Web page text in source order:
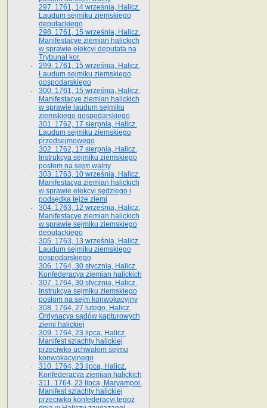
297. 1761, 14 września, Halicz.
Laudum sejmiku ziemskiego
deputackiego
298. 1761, 15 września, Halicz.
Manifestacye ziemian halickich
w sprawie elekcyi deputata na
Trybunał kor.
299. 1761, 15 września, Halicz.
Laudum sejmiku ziemskiego
gospodarskiego
300. 1761, 15 września, Halicz.
Manifestacye ziemian halickich
w sprawie laudum sejmiku
ziemskiego gospodarskiego
301. 1762, 17 sierpnia, Halicz.
Laudum sejmiku ziemskiego
przedsejmowego
302. 1762, 17 sierpnia, Halicz.
Instrukcya sejmiku ziemskiego
posłom na sejm walny
303. 1763, 10 września, Halicz.
Manifestacya ziemian halickich
w sprawie elekcyi sędziego i
podsędka tejże ziemi
304. 1763, 12 września, Halicz.
Manifestacye ziemian halickich
w sprawie sejmiku ziemskiego
deputackiego
305. 1763, 13 września, Halicz.
Laudum sejmiku ziemskiego
gospodarskiego
306. 1764, 30 stycznia, Halicz.
Konfederacya ziemian halickich
307. 1764, 30 stycznia, Halicz.
Instrukcya sejmiku ziemskiego
posłom na sejm konwokacyjny
308. 1764, 27 lutego, Halicz.
Ordynacya sądów kapturowych
ziemi halickiej
309. 1764, 23 lipca, Halicz.
Manifest szlachty halickiej
przeciwko uchwałom sejmu
konwokacyjnego
310. 1764, 23 lipca, Halicz.
Konfederacya ziemian halickich
311. 1764, 23 lipca, Maryampol.
Manifest szlachty halickiej
przeciwko konfederacyi tegoż